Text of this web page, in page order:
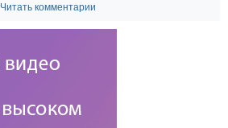
Читать комментарии